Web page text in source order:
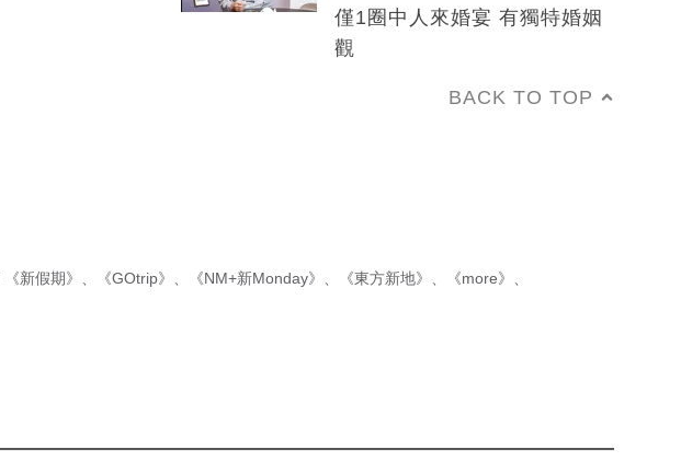
僅1圈中人來婚宴 有獨特婚姻
觀
BACK TO TOP
《新假期》 《GOtrip》 《NM+新Monday》 《東方新地》 《more》